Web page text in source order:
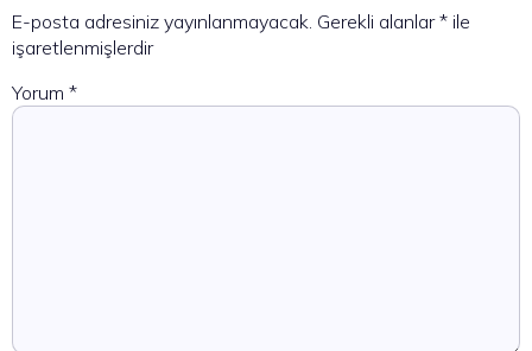
E-posta adresiniz yayınlanmayacak. Gerekli alanlar* ile
işaretlenmişlerdir
Yorum *